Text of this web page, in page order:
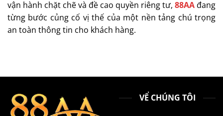
vận hành chặt chẽ và đề cao quyền riêng tư, 88AAđang
từng bước củng cố vị thế của một nền tảng chú trọng
an toàn thông tin cho khách hàng.
VỂ CHÚNG TÔI